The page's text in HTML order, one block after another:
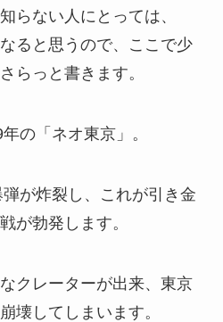
らない人にとっては、
ると思うので、ここで少
らっと書きます。
の「ネオ東京」。
が炸裂し、これが引き金
が勃発します。
クレーターが出来、東京
壊してしまいます。